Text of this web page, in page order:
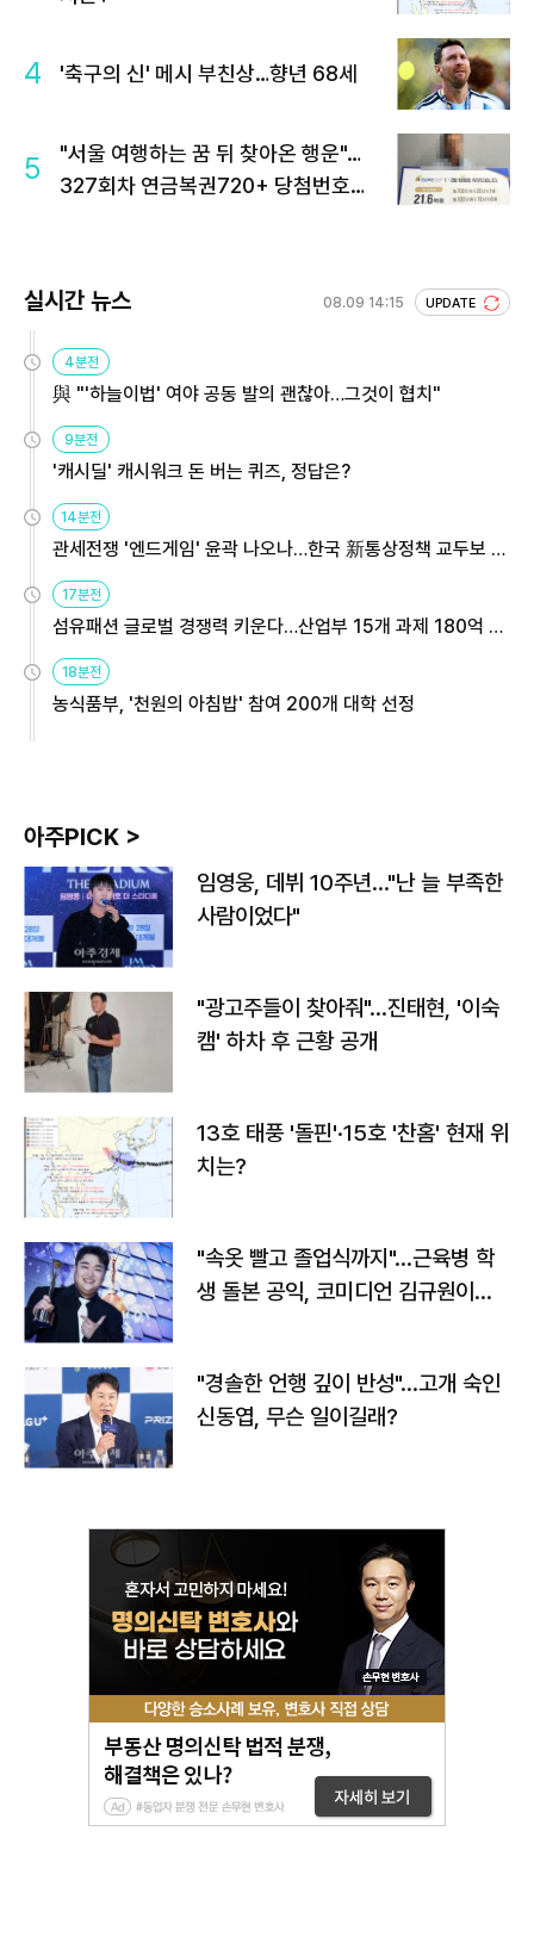
4 '축구의 신' 메시 부친상…향년 68세
5
"서울 여행하는 꿈 뒤 찾아온 행운"…
327회차 연금복권720+ 당첨번호조
실시간 뉴스 08.09 14:15 UPDATE
4분전
與 "'하늘이법' 여야 공동 발의 괜찮아…그것이 협치"
9분전
'캐시딜' 캐시워크 돈 버는 퀴즈, 정답은?
14분전
관세전쟁 '엔드게임' 윤곽 나오나…한국 新통상정책 교두보 활
용해야
17분전
섬유패션 글로벌 경쟁력 키운다…산업부 15개 과제 180억 지
원
18분전
농식품부, '천원의 아침밥' 참여 200개 대학 선정
아주PICK >
임영웅, 데뷔 10주년…"난 늘 부족한
사람이었다"
"광고주들이 찾아줘"…진태현, '이숙
캠' 하차 후 근황 공개
13호 태풍 '돌핀'·15호 '찬홈' 현재 위
치는?
"속옷 빨고 졸업식까지"…근육병 학
생 돌본 공익, 코미디언 김규원이었
"경솔한 언행 깊이 반성"…고개 숙인
신동엽, 무슨 일이길래?